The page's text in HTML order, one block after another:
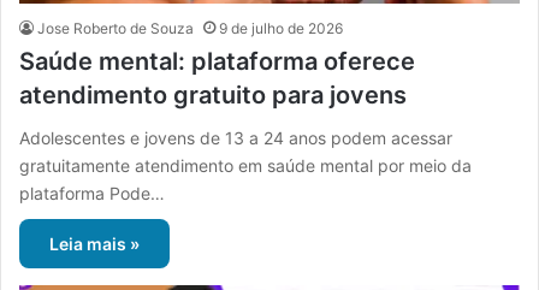
Jose Roberto de Souza 9 de julho de 2026
Saúde mental: plataforma oferece
atendimento gratuito para jovens
Adolescentes e jovens de 13 a 24 anos podem acessar
gratuitamente atendimento em saúde mental por meio da
plataforma Pode…
Leia mais »